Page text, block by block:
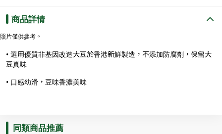
商品詳情
照片僅供參考。
• 選用優質非基因改造大豆於香港新鮮製造，不添加防腐劑，保留大
豆真味
• 口感幼滑，豆味香濃美味
同類商品推薦